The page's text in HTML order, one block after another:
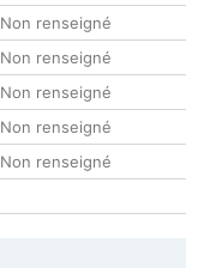
Non renseigné
Non renseigné
Non renseigné
Non renseigné
Non renseigné